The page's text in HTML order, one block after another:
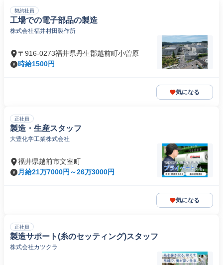
契約社員
工場での電子部品の製造
株式会社福井村田製作所
〒916-0273福井県丹生郡越前町小曽原
時給1500円
気になる
正社員
製造・生産スタッフ
大豊化学工業株式会社
福井県越前市文室町
月給21万7000円～26万3000円
気になる
正社員
製造サポート(糸のセッティング)スタッフ
株式会社カツクラ